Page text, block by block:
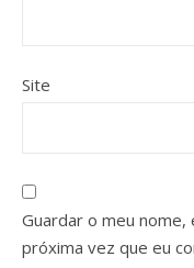
Site
Guardar o meu
próxima vez que eu